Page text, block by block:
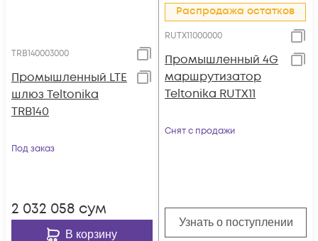
TRB140003000
Промышленный LTE
шлюз Teltonika
TRB140
Под заказ
2 032 058 сум
В корзину
Распродажа остатков
RUTX11000000
Промышленный 4G
маршрутизатор
Teltonika RUTX11
Снят с продажи
Узнать о поступлении